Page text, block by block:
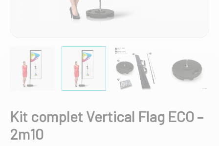
Kit complet Vertical Flag ECO –
2m10